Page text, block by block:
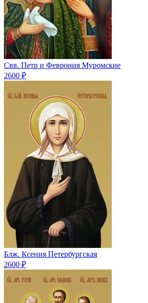
Свв. Петр и Феврония Муромские
2600 ₽
Блж. Ксения Петербургская
2600 ₽